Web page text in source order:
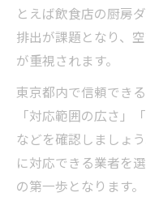
とえば飲食店の厨房
排出が課題となり、
が重視されます。
東京都内で信頼でき
「対応範囲の広さ」
などを確認しましょ
に対応できる業者を
の第一歩となります。